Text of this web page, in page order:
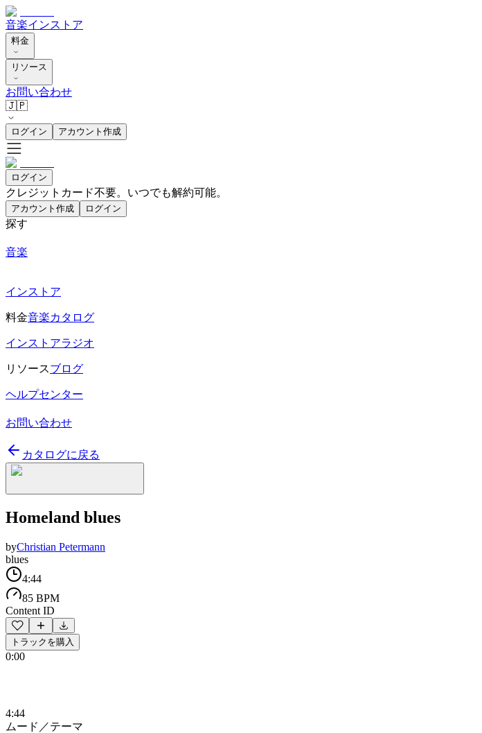
音楽インストア
料金
リソース
お問い合わせ
🇯🇵
ログイン アカウント作成
ログイン
クレジットカード不要。いつでも解約可能。
アカウント作成 ログイン
探す
音楽
インストア
料金音楽カタログ
インストアラジオ
リソースブログ
ヘルプセンター
お問い合わせ
カタログに戻る
Homeland blues
byChristian Petermann
blues
4:44
85 BPM
Content ID
トラックを購入
0:00
4:44
ムード／テーマ